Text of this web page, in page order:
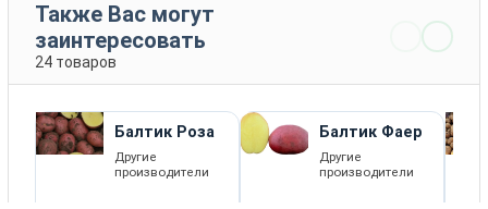
Также Вас могут
заинтересовать
24 товаров
Балтик Роза
Другие
производители
Балтик Фаер
Другие
производители